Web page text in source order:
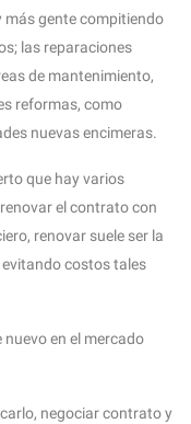
más gente compitiendo
las reparaciones
de mantenimiento,
reformas, como
nuevas encimeras.
que hay varios
el contrato con
renovar suele ser la
costos tales
en el mercado
negociar contrato y